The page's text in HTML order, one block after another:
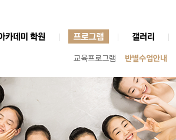
교육프로그램 반별수업안내